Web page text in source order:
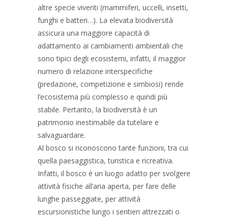
altre specie viventi (mammiferi, uccelli, insetti,
funghi e batteri…). La elevata biodiversità
assicura una maggiore capacità di
adattamento ai cambiamenti ambientali che
sono tipici degli ecosistemi, infatti, il maggior
numero di relazione interspecifiche
(predazione, competizione e simbiosi) rende
l’ecosistema più complesso e quindi più
stabile. Pertanto, la biodiversità è un
patrimonio inestimabile da tutelare e
salvaguardare.
Al bosco si riconoscono tante funzioni, tra cui
quella paesaggistica, turistica e ricreativa.
Infatti, il bosco è un luogo adatto per svolgere
attività fisiche all’aria aperta, per fare delle
lunghe passeggiate, per attività
escursionistiche lungo i sentieri attrezzati o